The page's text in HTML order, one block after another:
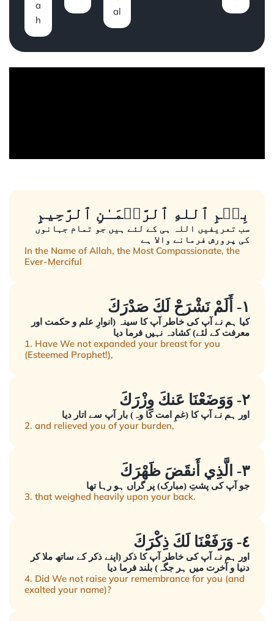
a
h
al
بِسۡمِ ٱللهِ ٱلرَّحۡمَـٰنِ ٱلرَّحِيمِِ
سب تعریفیں اللہ ہی کے لئے ہیں جو تمام جہانوں
کی پرورش فرمانے والا ہے
In the Name of Allah, the Most Compassionate, the
Ever-Merciful
١- أَلَمْ نَشْرَحْ لَكَ صَدْرَكَ
کیا ہم نے آپ کی خاطر آپ کا سینہ (انوارِ علم و حکمت اور
معرفت کے لئے) کشادہ نہیں فرما دیا
1. Have We not expanded your breast for you
(Esteemed Prophet!),
٢- وَوَضَعْنَا عَنكَ وِزْرَكَ
اور ہم نے آپ کا (غمِ امت کا وہ) بار آپ سے اتار دیا
2. and relieved you of your burden,
٣- الَّذِي أَنقَضَ ظَهْرَكَ
جو آپ کی پشتِ (مبارک) پر گراں ہو رہا تھا
3. that weighed heavily upon your back.
٤- وَرَفَعْنَا لَكَ ذِكْرَكَ
اور ہم نے آپ کی خاطر آپ کا ذکر (اپنے ذکر کے ساتھ ملا کر
دنیا و آخرت میں ہر جگہ) بلند فرما دیا
4. Did We not raise your remembrance for you (and
exalted your name)?